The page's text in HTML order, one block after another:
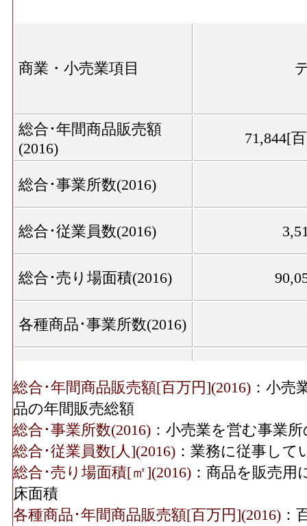
商業・小売業項目
総合･年間商品販売額
(2016)
71,844[
総合･事業所数(2016)
総合･従業員数(2016)
総合･売り場面積(2016)
各種商品･事業所数(2016)
織物衣服･年間商品販売
額(2016)
3,257[
織物衣服･事業所数(2016)
織物衣服･従業員数(2016)
総合･年間商品販売額[百万円](2016) ：小売
品の年間販売総額
総合･事業所数(2016) ：小売業を営む事業
総合･従業員数[人](2016) ：業務に従事して
総合･売り場面積[㎡](2016) ：商品を販売
床面積
各種商品･年間商品販売額[百万円](2016) ：